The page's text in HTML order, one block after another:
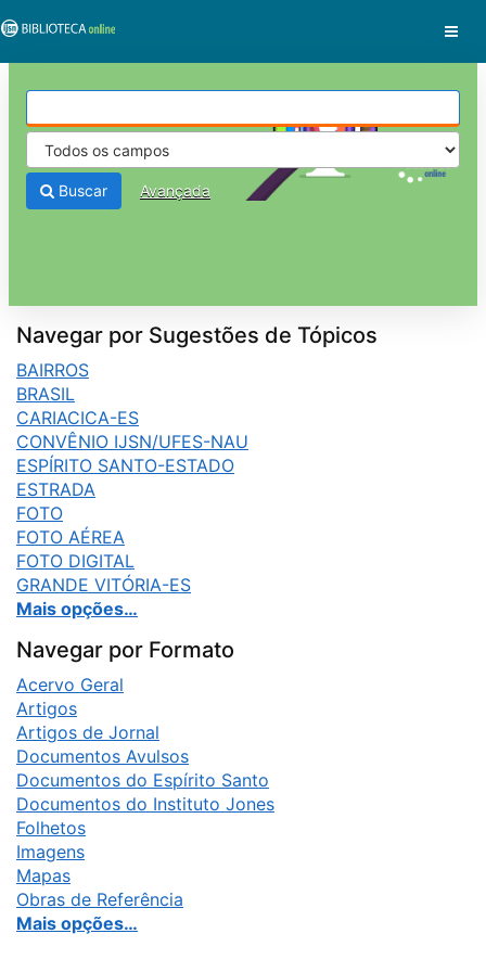
VuFind
Buscar Avançada
Navegar por Sugestões de Tópicos
BAIRROS
BRASIL
CARIACICA-ES
CONVÊNIO IJSN/UFES-NAU
ESPÍRITO SANTO-ESTADO
ESTRADA
FOTO
FOTO AÉREA
FOTO DIGITAL
GRANDE VITÓRIA-ES
Mais opções…
Navegar por Formato
Acervo Geral
Artigos
Artigos de Jornal
Documentos Avulsos
Documentos do Espírito Santo
Documentos do Instituto Jones
Folhetos
Imagens
Mapas
Obras de Referência
Mais opções…